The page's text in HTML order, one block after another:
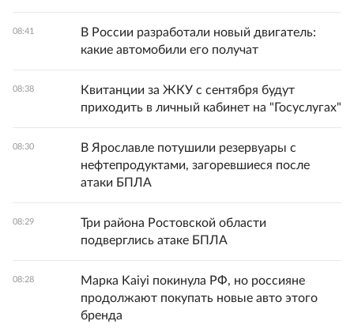
08:41
В России разработали новый двигатель:
какие автомобили его получат
08:38
Квитанции за ЖКУ с сентября будут
приходить в личный кабинет на "Госуслугах"
08:30
В Ярославле потушили резервуары с
нефтепродуктами, загоревшиеся после
атаки БПЛА
08:29
Три района Ростовской области
подверглись атаке БПЛА
08:28
Марка Kaiyi покинула РФ, но россияне
продолжают покупать новые авто этого
бренда